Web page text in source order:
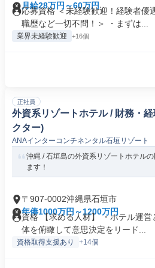
月給28万円～60万円
応募資格 ＜未経験歓迎！経験者優
職歴など一切不問！＞ ・まずは...
業界未経験歓迎 +16個
正社員
外資系リゾートホテル / 財務・
クター)
ANAインターコンチネンタル石垣リゾート
沖縄 / 石垣島の外資系リゾートホテル
ます！
〒907-0002沖縄県石垣市
年俸1000万円～1200万円
資格 【求める人材】 ・ホテル運
体を俯瞰して意思決定をリード...
資格取得支援あり +14個